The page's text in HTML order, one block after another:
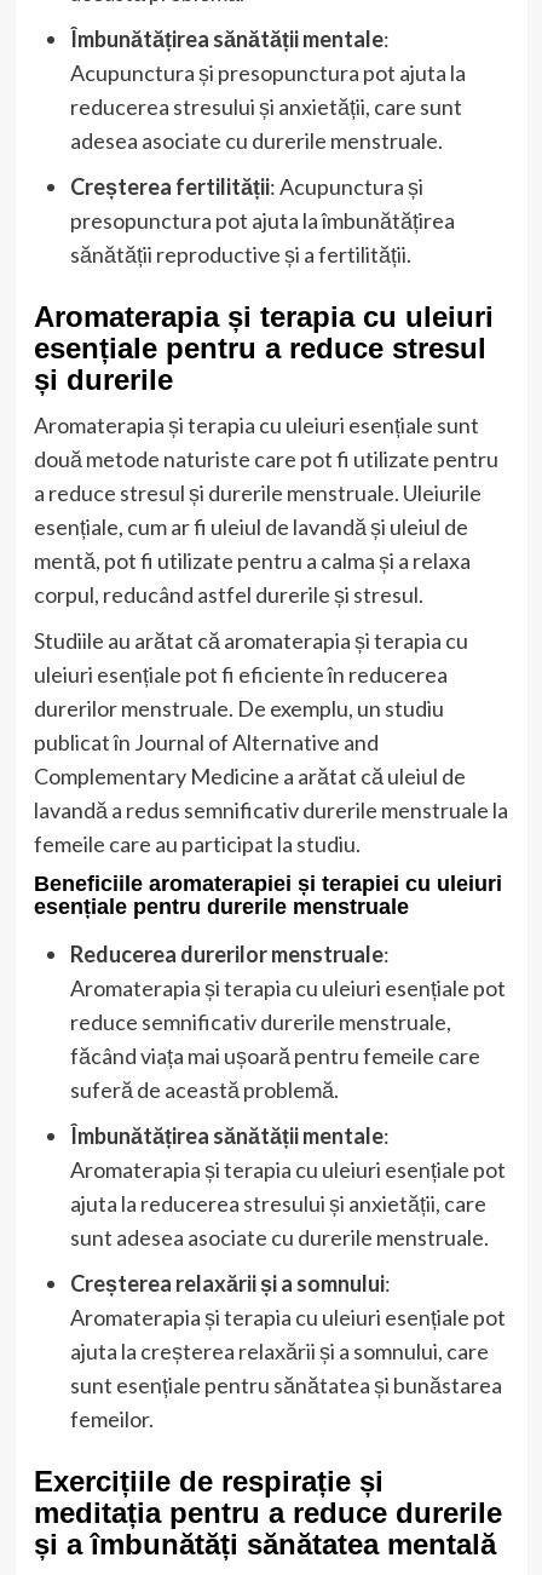
Îmbunătățirea sănătății mentale:
Acupunctura și presopunctura pot ajuta la
reducerea stresului și anxietății, care sunt
adesea asociate cu durerile menstruale.
Creșterea fertilității: Acupunctura și
presopunctura pot ajuta la îmbunătățirea
sănătății reproductive și a fertilității.
Aromaterapia și terapia cu uleiuri
esențiale pentru a reduce stresul
și durerile
Aromaterapia și terapia cu uleiuri esențiale sunt
două metode naturiste care pot fi utilizate pentru
a reduce stresul și durerile menstruale. Uleiurile
esențiale, cum ar fi uleiul de lavandă și uleiul de
mentă, pot fi utilizate pentru a calma și a relaxa
corpul, reducând astfel durerile și stresul.
Studiile au arătat că aromaterapia și terapia cu
uleiuri esențiale pot fi eficiente în reducerea
durerilor menstruale. De exemplu, un studiu
publicat în Journal of Alternative and
Complementary Medicine a arătat că uleiul de
lavandă a redus semnificativ durerile menstruale la
femeile care au participat la studiu.
Beneficiile aromaterapiei și terapiei cu uleiuri
esențiale pentru durerile menstruale
Reducerea durerilor menstruale:
Aromaterapia și terapia cu uleiuri esențiale pot
reduce semnificativ durerile menstruale,
făcând viața mai ușoară pentru femeile care
suferă de această problemă.
Îmbunătățirea sănătății mentale:
Aromaterapia și terapia cu uleiuri esențiale pot
ajuta la reducerea stresului și anxietății, care
sunt adesea asociate cu durerile menstruale.
Creșterea relaxării și a somnului:
Aromaterapia și terapia cu uleiuri esențiale pot
ajuta la creșterea relaxării și a somnului, care
sunt esențiale pentru sănătatea și bunăstarea
femeilor.
Exercițiile de respirație și
meditația pentru a reduce durerile
și a îmbunătăți sănătatea mentală